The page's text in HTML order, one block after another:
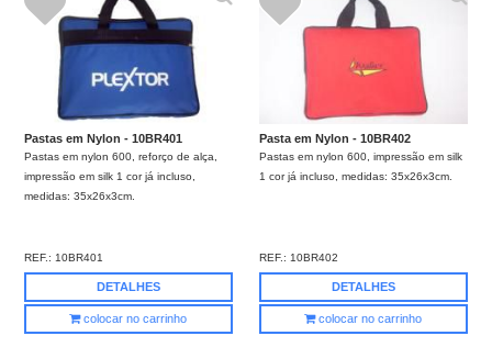
Pastas em Nylon - 10BR401
Pastas em nylon 600, reforço de alça,
impressão em silk 1 cor já incluso,
medidas: 35x26x3cm.
REF.: 10BR401
DETALHES
colocar no carrinho
Pasta em Nylon - 10BR402
Pastas em nylon 600, impressão em silk
1 cor já incluso, medidas: 35x26x3cm.
REF.: 10BR402
DETALHES
colocar no carrinho